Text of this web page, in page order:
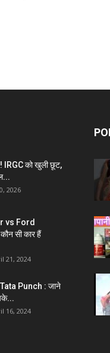
IRGC को खुली छूट,
2026
vs Ford
सी कार हैं
21, 2024
Punch : जाने
16, 2024